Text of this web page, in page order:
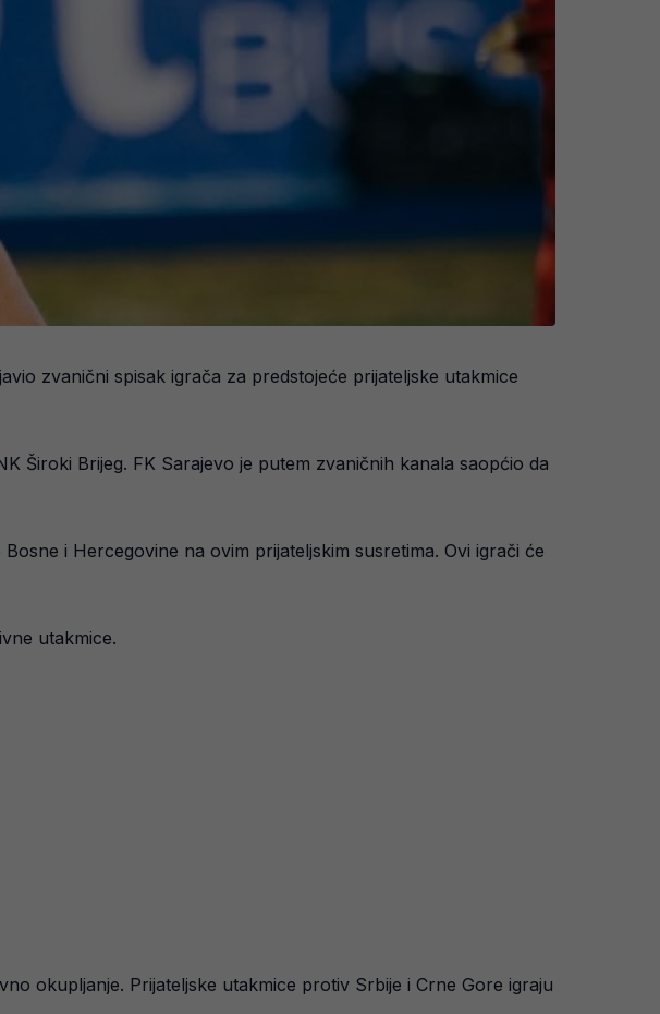
zvanični spisak igrača za predstojeće prijateljske utakmice
Široki Brijeg. FK Sarajevo je putem zvaničnih kanala saopćio da
i Hercegovine na ovim prijateljskim susretima. Ovi igrači će
utakmice.
okupljanje. Prijateljske utakmice protiv Srbije i Crne Gore igraju